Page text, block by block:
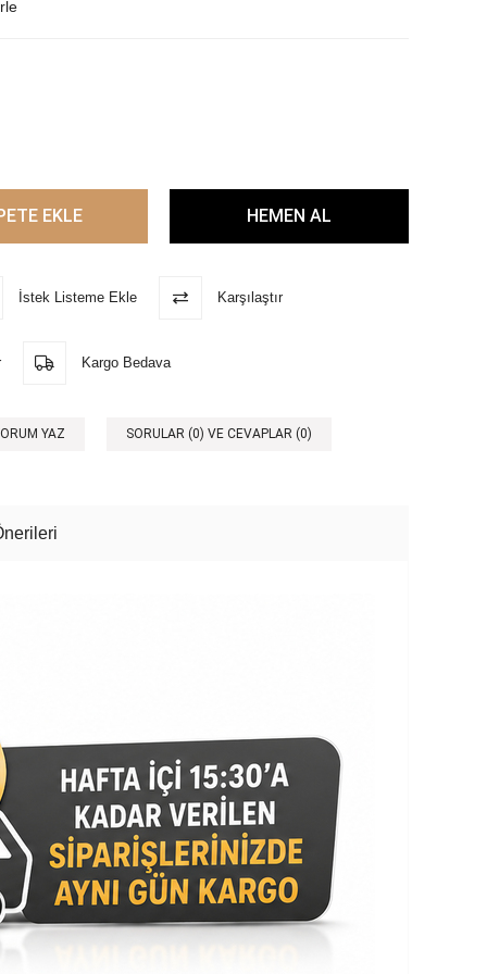
İstek Listeme Ekle Karşılaştır
Kargo Bedava
YAZ SORULAR (0) VE CEVAPLAR (0)